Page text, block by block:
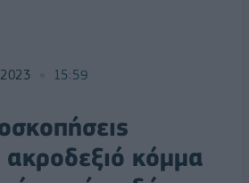
15:59
ακροδεξιό κόμμα